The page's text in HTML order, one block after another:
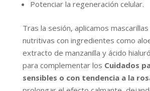
Potenciar la regeneración celular.
Tras la sesión, aplicamos
nutritivas con ingredientes como
extracto de manzanilla y ácido
para complementar los Cuidados
sensibles o con tendencia a la